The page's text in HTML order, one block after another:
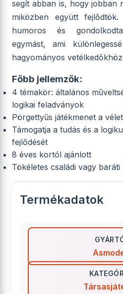
segít abban is, hogy jobban
miközben együtt
humoros és
egymást, ami
hagyományos
Főbb jellemzők:
4 témakör: általános
logikai feladványok
Pörgettyűs játékmenet a
Támogatja a tudás és a
fejlődését
8 éves kortól ajánlott
Tökéletes családi vagy
Termékadatok